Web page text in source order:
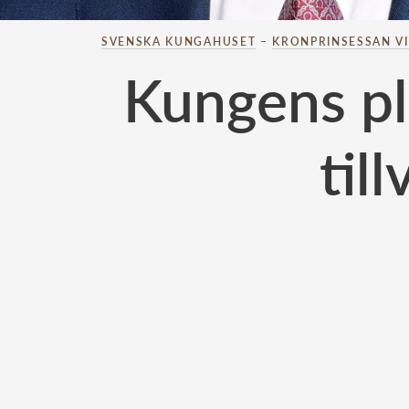
SVENSKA KUNGAHUSET – KRONPRINSESSAN
Kungens